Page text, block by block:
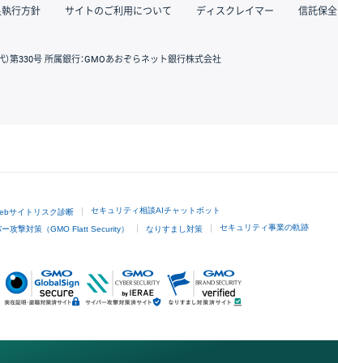
行方針 サイトのご利用について ディスクレイマー 信託保全
第330号 所属銀行：GMOあおぞらネット銀行株式会社
サイトリスク診断 セキュリティ相談AIチャットボット
攻撃対策（GMO Flatt Security） なりすまし対策 セキュリティ事業の軌跡